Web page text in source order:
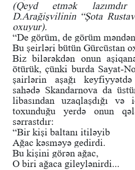
(Qeyd etmək
D.Arağişvilinin “Şota
oxuyur).
“De görüm, de görüm
Bu şeirləri bütün Gürcüstan
Biz bilərəkdən onun
ötürük, çünki burda Sayat-
şairlərin aşağı
sahədə Skandarnova da
libasından uzaqlaşdığı və
toxunduğu yerdə onun
sərrastdır:
“Bir kişi baltanı itiləyib
Ağac kəsməyə gedirdi.
Bu kişini görən ağac,
O biri ağaca gileylənirdi...